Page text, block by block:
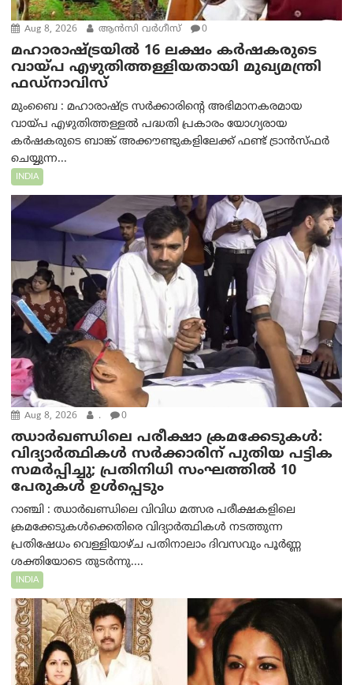
Aug 8, 2026 ആന്‍സി വര്‍ഗീസ് 0
മഹാരാഷ്ട്രയിൽ 16 ലക്ഷം കർഷകരുടെ
വായ്പ എഴുതിത്തള്ളിയതായി മുഖ്യമന്ത്രി
ഫഡ്‌നാവിസ്
മുംബൈ : മഹാരാഷ്ട്ര സർക്കാരിന്റെ അഭിമാനകരമായ
വായ്പ എഴുതിത്തള്ളൽ പദ്ധതി പ്രകാരം യോഗ്യരായ
കർഷകരുടെ ബാങ്ക് അക്കൗണ്ടുകളിലേക്ക് ഫണ്ട് ട്രാൻസ്ഫർ
ചെയ്യുന്ന...
INDIA
Aug 8, 2026 . 0
ഝാര്‍ഖണ്ഡിലെ പരീക്ഷാ ക്രമക്കേടുകള്‍:
വിദ്യാർത്ഥികൾ സർക്കാരിന് പുതിയ പട്ടിക
സമർപ്പിച്ചു; പ്രതിനിധി സംഘത്തിൽ 10
പേരുകൾ ഉൾപ്പെടും
റാഞ്ചി : ഝാർഖണ്ഡിലെ വിവിധ മത്സര പരീക്ഷകളിലെ
ക്രമക്കേടുകൾക്കെതിരെ വിദ്യാർത്ഥികൾ നടത്തുന്ന
പ്രതിഷേധം വെള്ളിയാഴ്ച പതിനാലാം ദിവസവും പൂർണ്ണ
ശക്തിയോടെ തുടർന്നു....
INDIA